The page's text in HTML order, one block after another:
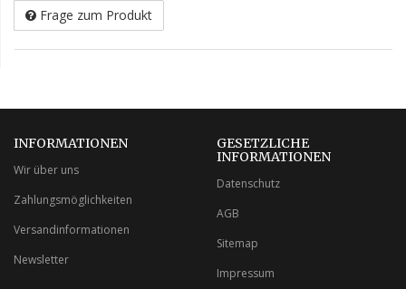
Frage zum Produkt
INFORMATIONEN
Wir über uns
Zahlungsmöglichkeiten
Versandinformationen
Newsletter
GESETZLICHE
INFORMATIONEN
Datenschutz
AGB
Sitemap
Impressum